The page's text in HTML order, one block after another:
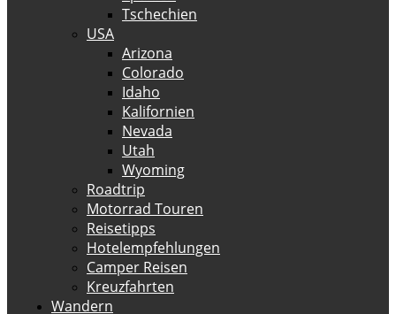
Tschechien
USA
Arizona
Colorado
Idaho
Kalifornien
Nevada
Utah
Wyoming
Roadtrip
Motorrad Touren
Reisetipps
Hotelempfehlungen
Camper Reisen
Kreuzfahrten
Wandern